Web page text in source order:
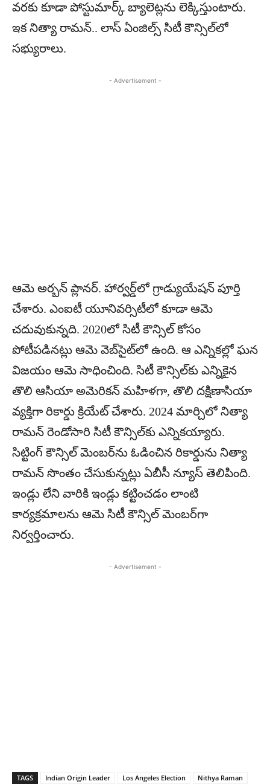
వ‌ర‌కు కూడా పోస్టుమార్క్ బ్యాలెట్ల‌ను లెక్కిస్తుంటారు.
ఇక నిత్యా రామ‌న్‌.. లాస్ ఏంజిల్స్ సిటీ కౌన్సిల్‌లో
స‌భ్యురాలు.
- Advertisement -
ఆమె అర్బ‌న్ ప్లాన‌ర్‌. హార్వ‌ర్డ్‌లో గ్రాడ్యుయేష‌న్ పూర్తి
చేశారు. ఎంఐటీ యూనివ‌ర్సిటీలో కూడా ఆమె
చ‌దువుకున్న‌ది. 2020లో సిటీ కౌన్సిల్ కోసం
పోటీప‌డిన‌ట్లు ఆమె వెబ్‌సైట్‌లో ఉంది. ఆ ఎన్నిక‌ల్లో ఘ‌న
విజ‌యం ఆమె సాధించింది. సిటీ కౌన్సిల్‌కు ఎన్నికైన
తొలి ఆసియా అమెరిక‌న్ మ‌హిళ‌గా, తొలి ద‌క్షిణాసియా
వ్య‌క్తిగా రికార్డు క్రియేట్ చేశారు. 2024 మార్చిలో నిత్యా
రామ‌న్ రెండోసారి సిటీ కౌన్సిల్‌కు ఎన్నిక‌య్యారు.
సిట్టింగ్ కౌన్సిల్ మెంబ‌ర్‌ను ఓడించిన రికార్డును నిత్యా
రామ‌న్ సొంతం చేసుకున్న‌ట్లు ఏబీసీ న్యూస్ తెలిపింది.
ఇండ్లు లేని వారికి ఇండ్లు క‌ట్టించ‌డం లాంటి
కార్య‌క్ర‌మాల‌ను ఆమె సిటీ కౌన్సిల్ మెంబ‌ర్‌గా
నిర్వ‌ర్తించారు.
- Advertisement -
TAGS Indian Origin Leader Los Angeles Election Nithya Raman